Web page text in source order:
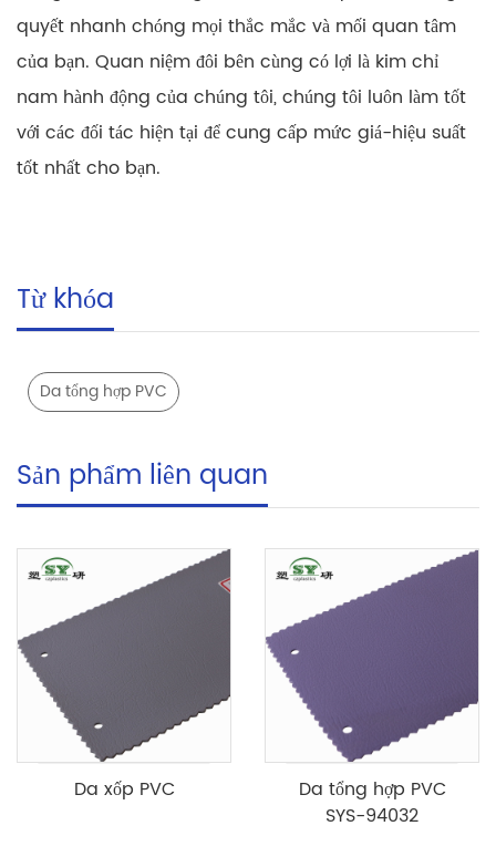
quyết nhanh chóng mọi thắc mắc và mối quan tâm
của bạn. Quan niệm đôi bên cùng có lợi là kim chỉ
nam hành động của chúng tôi, chúng tôi luôn làm tốt
với các đối tác hiện tại để cung cấp mức giá-hiệu suất
tốt nhất cho bạn.
Từ khóa
Da tổng hợp PVC
Sản phẩm liên quan
Da xốp PVC
Da tổng hợp PVC
SYS-94032